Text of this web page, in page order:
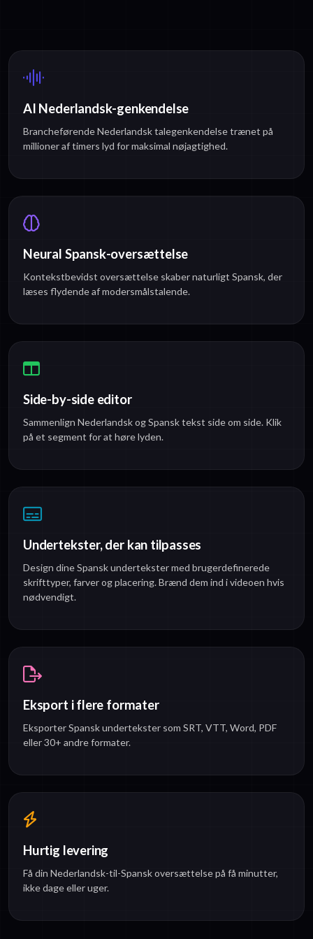
AI Nederlandsk-genkendelse
Brancheførende Nederlandsk talegenkendelse trænet på
millioner af timers lyd for maksimal nøjagtighed.
Neural Spansk-oversættelse
Kontekstbevidst oversættelse skaber naturligt Spansk, der
læses flydende af modersmålstalende.
Side-by-side editor
Sammenlign Nederlandsk og Spansk tekst side om side. Klik
på et segment for at høre lyden.
Undertekster, der kan tilpasses
Design dine Spansk undertekster med brugerdefinerede
skrifttyper, farver og placering. Brænd dem ind i videoen hvis
nødvendigt.
Eksport i flere formater
Eksporter Spansk undertekster som SRT, VTT, Word, PDF
eller 30+ andre formater.
Hurtig levering
Få din Nederlandsk-til-Spansk oversættelse på få minutter,
ikke dage eller uger.